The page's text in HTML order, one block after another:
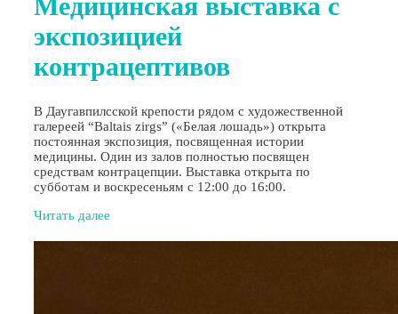
экспозицией
контрацептивов
В Даугавпилсской крепости рядом с художественной
галереей “Baltais zirgs” («Белая лошадь») открыта
постоянная экспозиция, посвященная истории
медицины. Один из залов полностью посвящен
средствам контрацепции. Выставка открыта по
субботам и воскресеньям с 12:00 до 16:00.
Читать далее